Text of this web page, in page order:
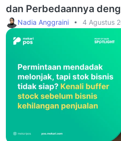
dan Perbedaannya
Nadia Anggraini 4 Agustus